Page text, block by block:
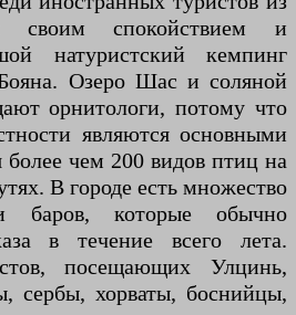
своим спокойствием и
натуристский кемпинг
Озеро Шас и соляной
орнитологи, потому что
являются основными
чем 200 видов птиц на
В городе есть множество
баров, которые обычно
в течение всего лета.
посещающих Улцинь,
сербы, хорваты, боснийцы,